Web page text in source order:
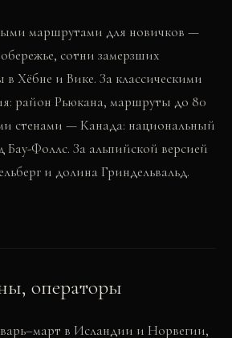
маршрутами для новичков —
сотни замерзших
в Хёбне и Вике. За классическими
район Рьюкана, маршруты до 80
стенами — Канада: национальный
Фоллс. За альпийской версией
и долина Гриндельвальд.
операторы
в Исландии и Норвегии,